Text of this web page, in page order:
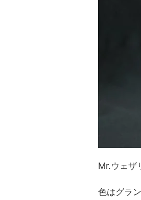
Mr.ウェザ
色はグラ